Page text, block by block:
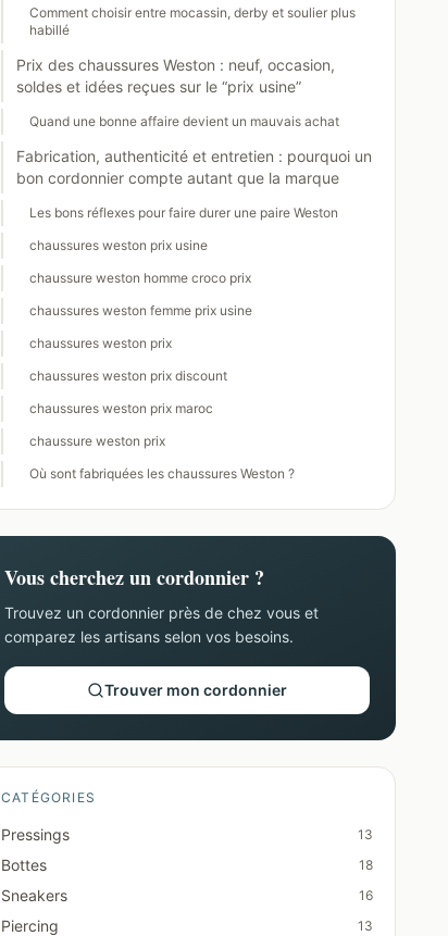
Comment choisir entre mocassin, derby et soulier plus
habillé
Prix des chaussures Weston : neuf, occasion,
soldes et idées reçues sur le “prix usine”
Quand une bonne affaire devient un mauvais achat
Fabrication, authenticité et entretien : pourquoi un
bon cordonnier compte autant que la marque
Les bons réflexes pour faire durer une paire Weston
chaussures weston prix usine
chaussure weston homme croco prix
chaussures weston femme prix usine
chaussures weston prix
chaussures weston prix discount
chaussures weston prix maroc
chaussure weston prix
Où sont fabriquées les chaussures Weston ?
Vous cherchez un cordonnier ?
Trouvez un cordonnier près de chez vous et
comparez les artisans selon vos besoins.
Trouver mon cordonnier
CATÉGORIES
Pressings 13
Bottes 18
Sneakers 16
Piercing 13